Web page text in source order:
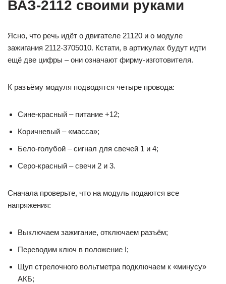
ВАЗ-2112 своими руками
Ясно, что речь идёт о двигателе 21120 и о модуле
зажигания 2112-3705010. Кстати, в артикулах будут идти
ещё две цифры – они означают фирму-изготовителя.
К разъёму модуля подводятся четыре провода:
Сине-красный – питание +12;
Коричневый – «масса»;
Бело-голубой – сигнал для свечей 1 и 4;
Серо-красный – свечи 2 и 3.
Сначала проверьте, что на модуль подаются все
напряжения:
Выключаем зажигание, отключаем разъём;
Переводим ключ в положение I;
Щуп стрелочного вольтметра подключаем к «минусу»
АКБ;